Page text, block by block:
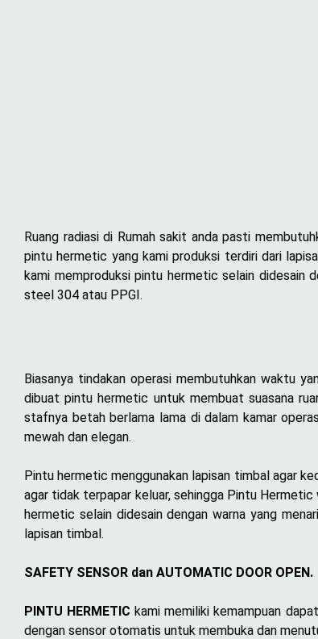
Ruang radiasi di Rumah sakit anda pasti
pintu hermetic yang kami produksi terdiri dari
kami memproduksi pintu hermetic selain didesain
steel 304 atau PPGI.
Biasanya tindakan operasi membutuhkan waktu
dibuat pintu hermetic untuk membuat suasana
stafnya betah berlama lama di dalam kamar
mewah dan elegan.
Pintu hermetic menggunakan lapisan timbal agar
agar tidak terpapar keluar, sehingga Pintu
hermetic selain didesain dengan warna yang
lapisan timbal.
SAFETY SENSOR dan AUTOMATIC DOOR OPEN.
PINTU HERMETIC kami memiliki kemampuan
dengan sensor otomatis untuk membuka dan